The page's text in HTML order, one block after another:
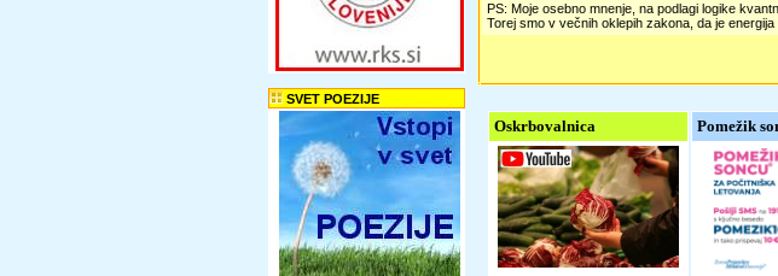
SVET POEZIJE
PS: Moje osebno mnenje, na podlagi logike
Torej smo v večnih oklepih zakona, da je
Oskrbovalnica Pomežik